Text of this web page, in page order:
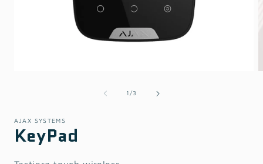
finestra
modale
1/su
3
AJAX SYSTEMS
KeyPad